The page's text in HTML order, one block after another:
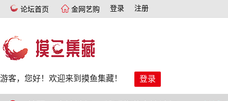
论坛首页 金网艺购 登录 注册
游客，您好！欢迎来到摸鱼集藏！ 登录